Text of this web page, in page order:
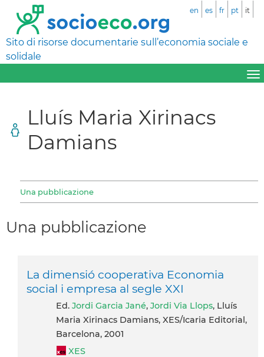
Sito di risorse documentarie sull’economia sociale e
solidale
en es fr pt it
Lluís Maria Xirinacs
Damians
Una pubblicazione
Una pubblicazione
La dimensió cooperativa Economia
social i empresa al segle XXI
ed. Jordi Garcia Jané, Jordi Via Llops, Lluís
Maria Xirinacs Damians, XES/Icaria Editorial,
Barcelona, 2001
XES